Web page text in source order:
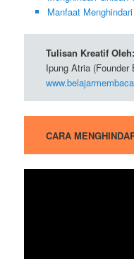
Manfaat
Tulisan Kreatif Oleh:
Ipung Atria (Founder
CARA